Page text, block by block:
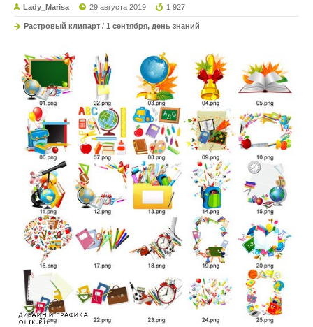
Lady_Marisa 29 августа 2019 1 927
Растровый клипарт / 1 сентября, день знаний